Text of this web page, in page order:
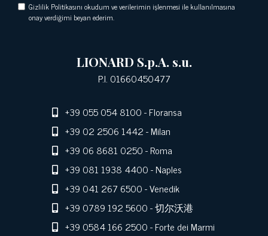
Gizlilik Politikasını okudum ve verilerimin işlenmesi ile kullanılmasına
onay verdiğimi beyan ederim.
LIONARD S.p.A. s.u.
P.I. 01660450477
+39 055 054 8100- Floransa
+39 02 2506 1442- Milan
+39 06 8681 0250- Roma
+39 081 1938 4400- Naples
+39 041 267 6500- Venedik
+39 0789 192 5600- 切尔沃港
+39 0584 166 2500- Forte dei Marmi